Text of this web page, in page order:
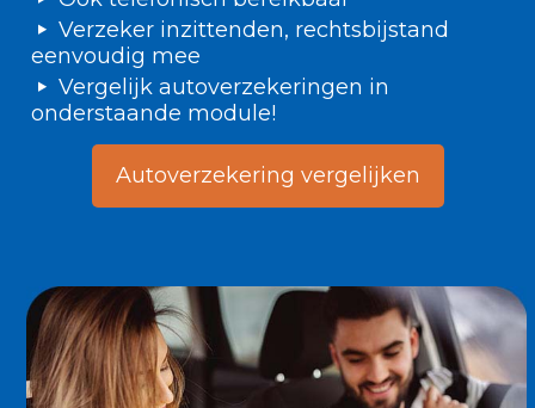
Verzeker inzittenden, rechtsbijstand
eenvoudig mee
Vergelijk autoverzekeringen in
onderstaande module!
Autoverzekering vergelijken